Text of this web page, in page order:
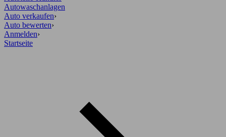
Autowaschanlagen
Auto verkaufen›
Auto bewerten›
Anmelden›
Startseite